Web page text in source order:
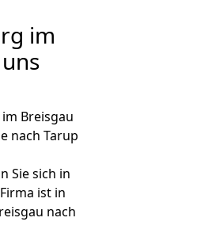
im
Breisgau
nach Tarup
Sie sich in
ist in
nach